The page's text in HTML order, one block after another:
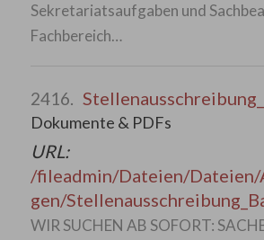
Sekretariatsaufgaben und
Fachbereich…
2416.
Dokumente & PDFs
URL:
/fileadmin/Dateien/Dateien/
gen/
WIR SUCHEN AB SOFORT: